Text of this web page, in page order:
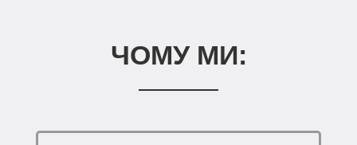
ЧОМУ МИ: